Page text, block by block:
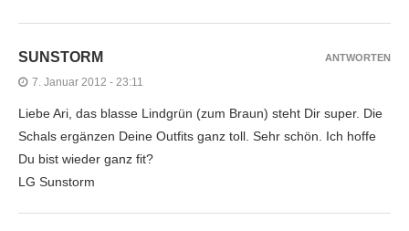
SUNSTORM
7. Januar 2012 - 23:11
Liebe Ari, das blasse Lindgrün (zum Braun) steht Dir super. Die
Schals ergänzen Deine Outfits ganz toll. Sehr schön. Ich hoffe
Du bist wieder ganz fit?
LG Sunstorm
ANTWORTEN